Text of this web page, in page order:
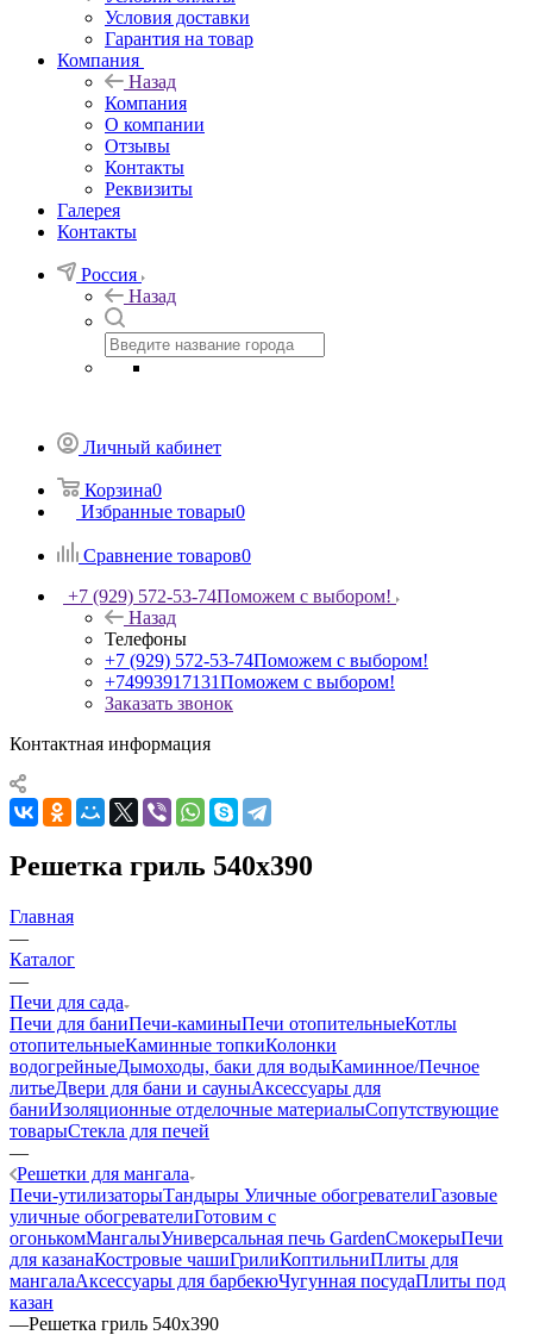
Условия доставки
Гарантия на товар
Компания
Назад
Компания
О компании
Отзывы
Контакты
Реквизиты
Галерея
Контакты
Россия
Назад
Личный кабинет
Корзина0
Избранные товары0
Сравнение товаров0
+7 (929) 572-53-74Поможем с выбором!
Назад
Телефоны
+7 (929) 572-53-74Поможем с выбором!
+74993917131Поможем с выбором!
Заказать звонок
Контактная информация
Решетка гриль 540x390
Главная
—
Каталог
—
Печи для сада
Печи для баниПечи-каминыПечи отопительныеКотлы
отопительныеКаминные топкиКолонки
водогрейныеДымоходы, баки для водыКаминное/Печное
литьеДвери для бани и сауныАксессуары для
баниИзоляционные отделочные материалыСопутствующие
товарыСтекла для печей
—
Решетки для мангала
Печи-утилизаторыТандыры Уличные обогревателиГазовые
уличные обогревателиГотовим с
огонькомМангалыУниверсальная печь GardenСмокерыПечи
для казанаКостровые чашиГрилиКоптильниПлиты для
мангалаАксессуары для барбекюЧугунная посудаПлиты под
казан
—Решетка гриль 540x390